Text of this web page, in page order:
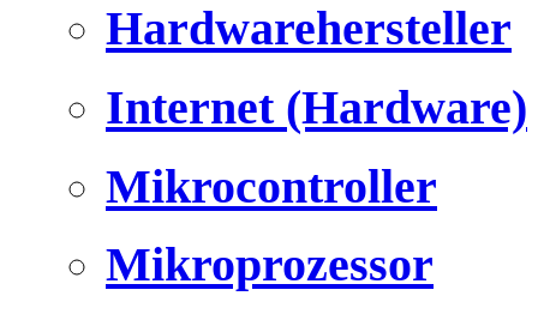
Hardwarehersteller
Internet (Hardware)
Mikrocontroller
Mikroprozessor